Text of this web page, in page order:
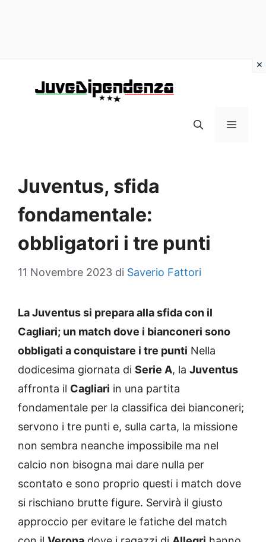
MENU
Juventus, sfida
fondamentale:
obbligatori i tre punti
11 Novembre 2023 di Saverio Fattori
La Juventus si prepara alla sfida con il
Cagliari; un match dove i bianconeri sono
obbligati a conquistare i tre punti Nella
dodicesima giornata di Serie A, la Juventus
affronta il Cagliari in una partita
fondamentale per la classifica dei bianconeri;
servono i tre punti e, sulla carta, la missione
non sembra neanche impossibile ma nel
calcio non bisogna mai dare nulla per
scontato e sono proprio questi i match dove
si rischiano brutte figure. Servirà il giusto
approccio per evitare le fatiche del match